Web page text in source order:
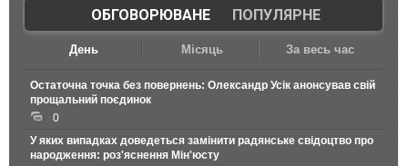
ОБГОВОРЮВАНЕ| ПОПУЛЯРНЕ
День Місяць За весь час
Остаточна точка без повернень: Олександр Усік анонсував свій
прощальний поєдинок
0
У яких випадках доведеться замінити радянське свідоцтво про
народження: роз'яснення Мін'юсту